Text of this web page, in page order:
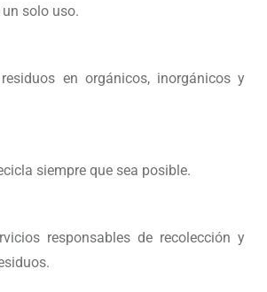
solo uso.
en orgánicos, inorgánicos y
siempre que sea posible.
responsables de recolección y